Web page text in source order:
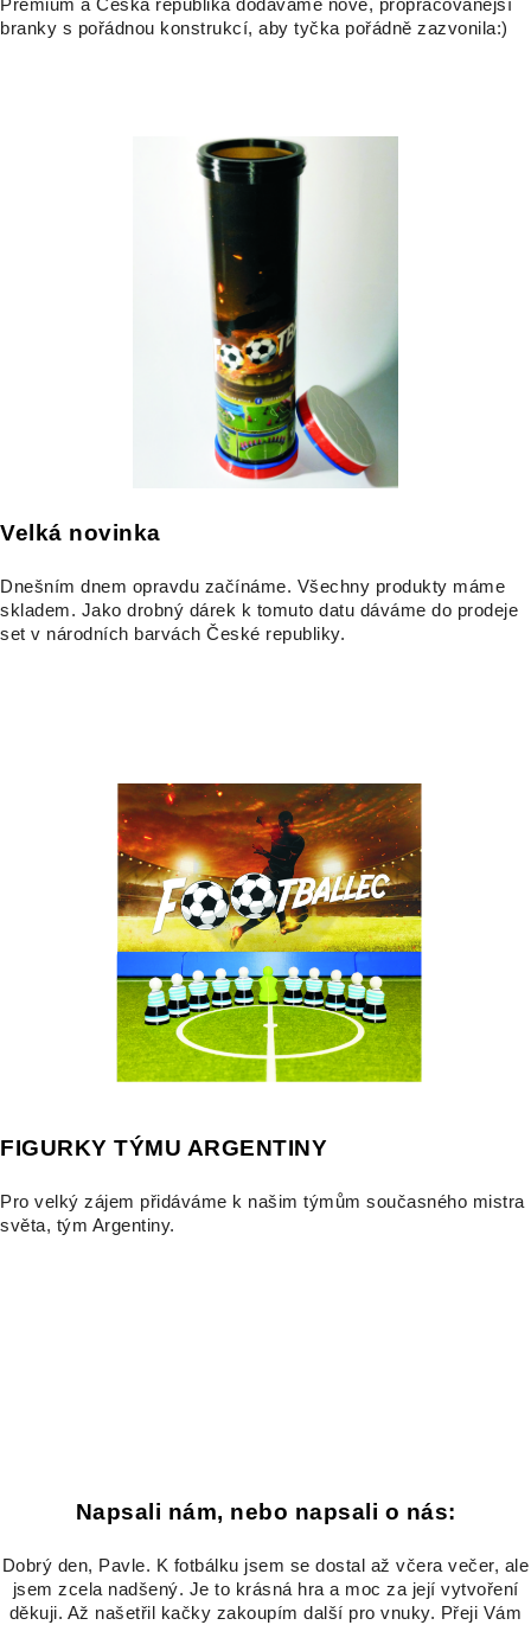
Premium a Česká republika dodáváme nové, propracovanější
branky s pořádnou konstrukcí, aby tyčka pořádně zazvonila:)
Velká novinka
Dnešním dnem opravdu začínáme. Všechny produkty máme
skladem. Jako drobný dárek k tomuto datu dáváme do prodeje
set v národních barvách České republiky.
FIGURKY TÝMU ARGENTINY
Pro velký zájem přidáváme k našim týmům současného mistra
světa, tým Argentiny.
Napsali nám, nebo napsali o nás:
Dobrý den, Pavle. K fotbálku jsem se dostal až včera večer, ale
jsem zcela nadšený. Je to krásná hra a moc za její vytvoření
děkuji. Až našetřil kačky zakoupím další pro vnuky. Přeji Vám